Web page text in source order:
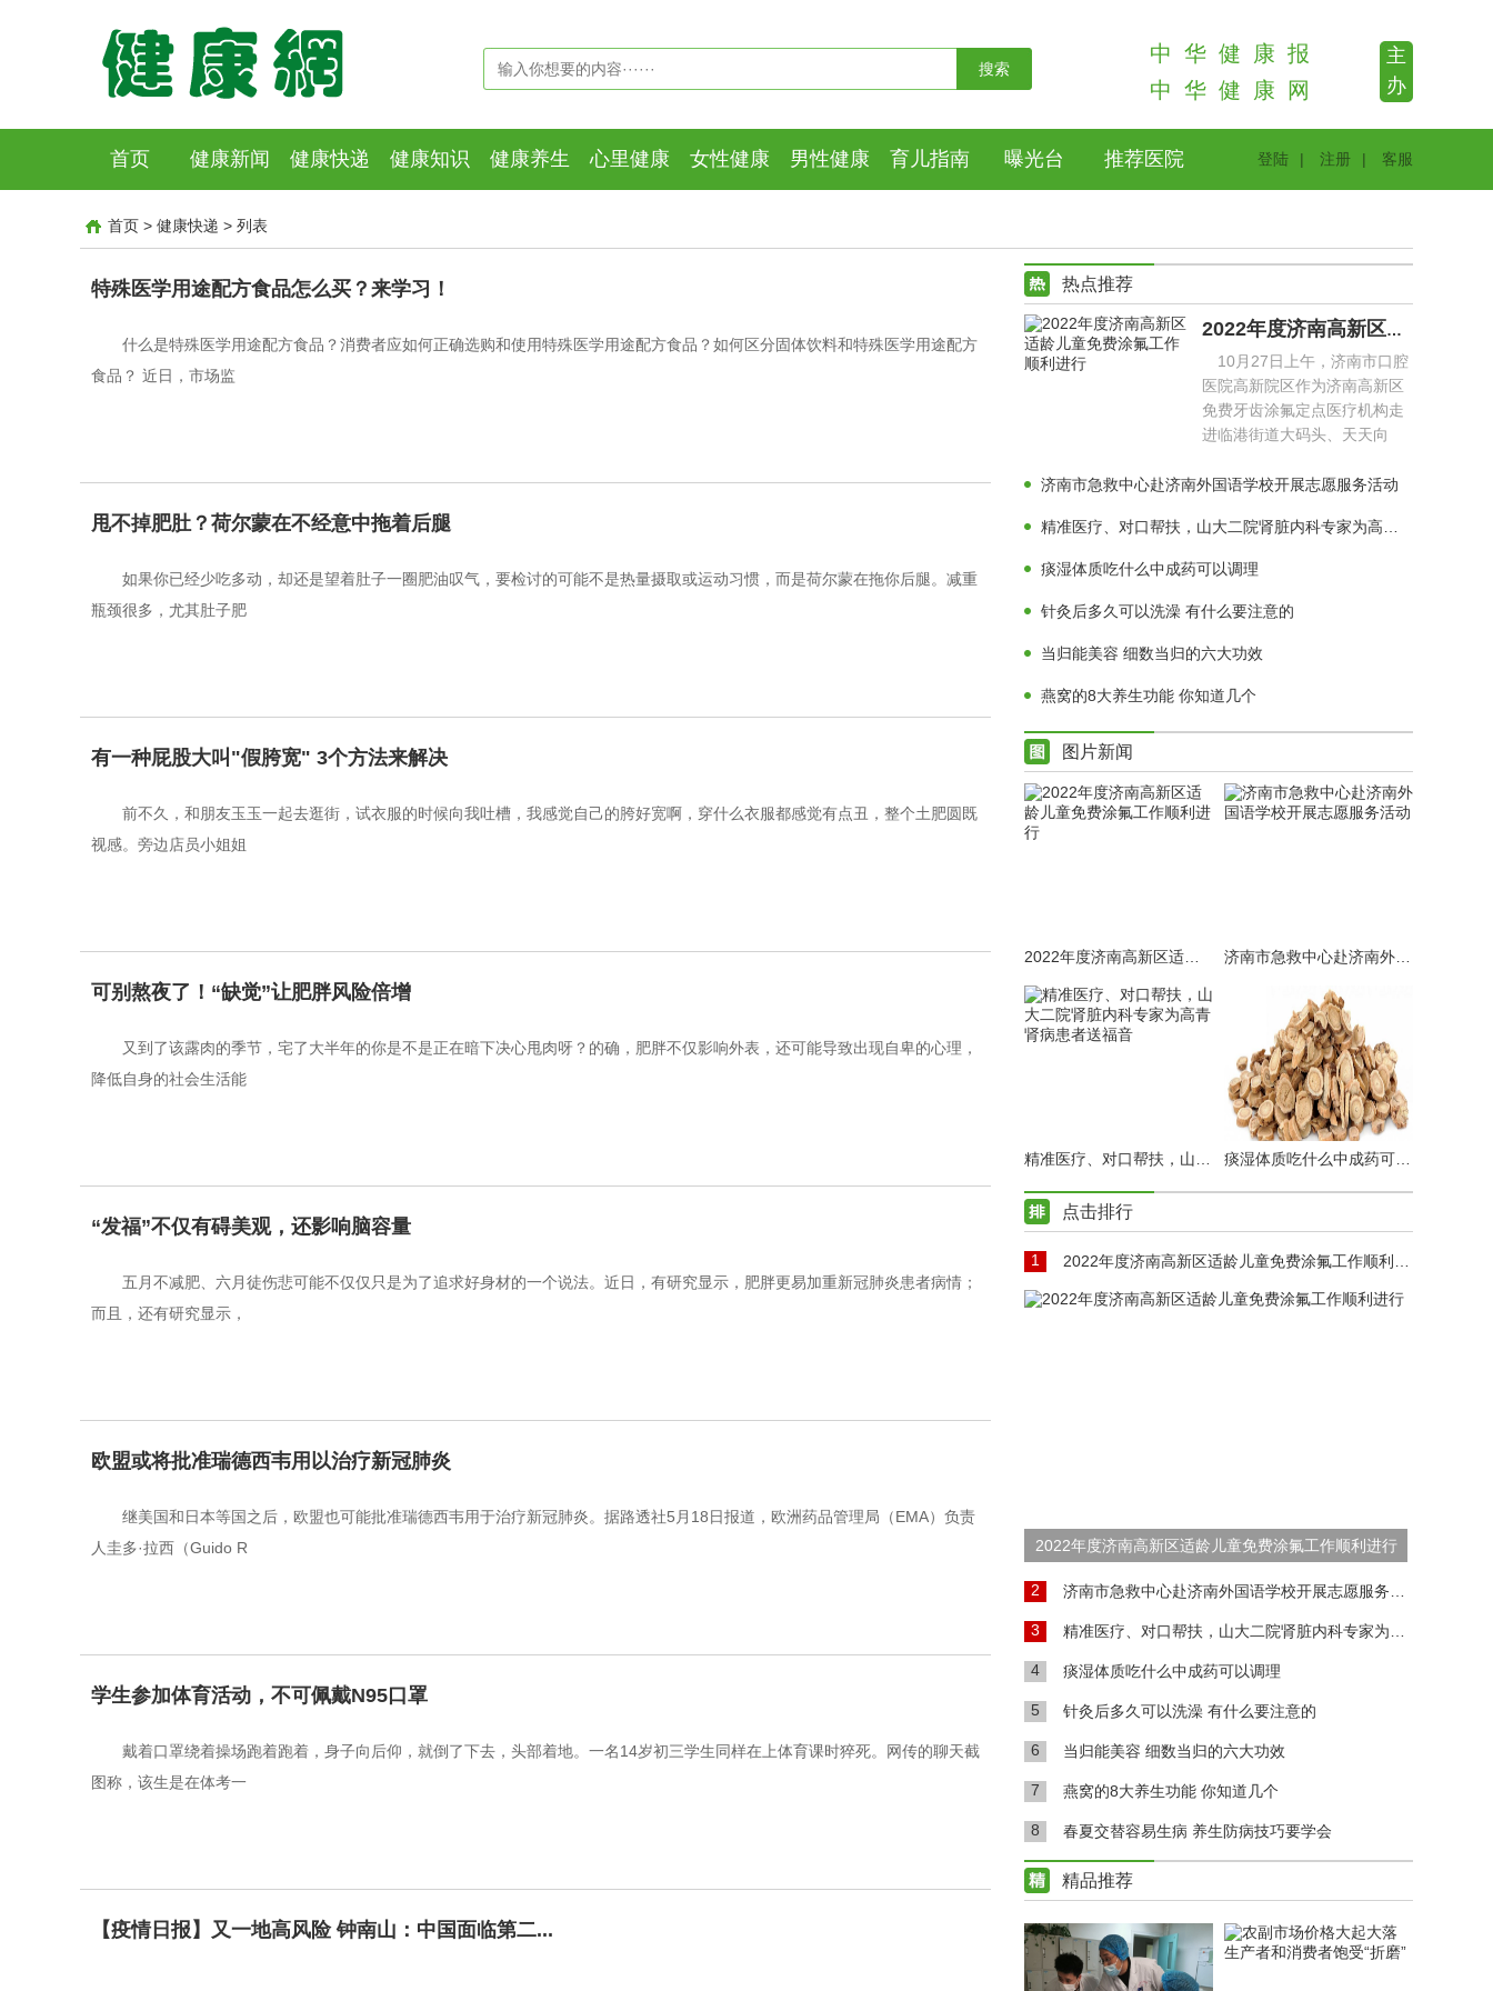
中 华 健 康 报
中 华 健 康 网
主
办
首页 健康新闻 健康快递 健康知识 健康养生 心里健康 女性健康 男性健康 育儿指南 曝光台 推荐医院 登陆 | 注册 | 客服
首页 > 健康快递 > 列表
特殊医学用途配方食品怎么买？来学习！
什么是特殊医学用途配方食品？消费者应如何正确选购和使用特殊医学用途配方食品？如何区分固体饮料和特殊医学用途配方
食品？ 近日，市场监
甩不掉肥肚？荷尔蒙在不经意中拖着后腿
如果你已经少吃多动，却还是望着肚子一圈肥油叹气，要检讨的可能不是热量摄取或运动习惯，而是荷尔蒙在拖你后腿。减重
瓶颈很多，尤其肚子肥
有一种屁股大叫"假胯宽" 3个方法来解决
前不久，和朋友玉玉一起去逛街，试衣服的时候向我吐槽，我感觉自己的胯好宽啊，穿什么衣服都感觉有点丑，整个土肥圆既
视感。旁边店员小姐姐
可别熬夜了！“缺觉”让肥胖风险倍增
又到了该露肉的季节，宅了大半年的你是不是正在暗下决心甩肉呀？的确，肥胖不仅影响外表，还可能导致出现自卑的心理，
降低自身的社会生活能
“发福”不仅有碍美观，还影响脑容量
五月不减肥、六月徒伤悲可能不仅仅只是为了追求好身材的一个说法。近日，有研究显示，肥胖更易加重新冠肺炎患者病情；
而且，还有研究显示，
欧盟或将批准瑞德西韦用以治疗新冠肺炎
继美国和日本等国之后，欧盟也可能批准瑞德西韦用于治疗新冠肺炎。据路透社5月18日报道，欧洲药品管理局（EMA）负责
人圭多·拉西（Guido R
学生参加体育活动，不可佩戴N95口罩
戴着口罩绕着操场跑着跑着，身子向后仰，就倒了下去，头部着地。一名14岁初三学生同样在上体育课时猝死。网传的聊天截
图称，该生是在体考一
【疫情日报】又一地高风险 钟南山：中国面临第二...
热点推荐
2022年度济南高新区适龄儿童免费涂氟工作顺利进行
10月27日上午，济南市口腔
医院高新院区作为济南高新区
免费牙齿涂氟定点医疗机构走
进临港街道大码头、天天向
儿
济南市急救中心赴济南外国语学校开展志愿服务活动
痰湿体质吃什么中成药可以调理
针灸后多久可以洗澡 有什么要注意的
当归能美容 细数当归的六大功效
燕窝的8大养生功能 你知道几个
图片新闻
点击排行
1 2022年度济南高新区适龄儿童免费涂氟工作顺利进行
2022年度济南高新区适龄儿童免费涂氟工作顺利进行
2 济南市急救中心赴济南外国语学校开展志愿服务活动
3 精准医疗、对口帮扶，山大二院肾脏内科专家为高青肾病患者送福音
4 痰湿体质吃什么中成药可以调理
5 针灸后多久可以洗澡 有什么要注意的
6 当归能美容 细数当归的六大功效
7 燕窝的8大养生功能 你知道几个
8 春夏交替容易生病 养生防病技巧要学会
精品推荐